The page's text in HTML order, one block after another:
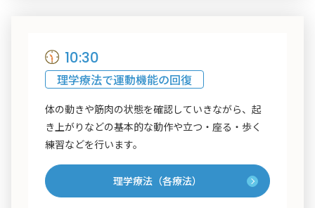
10:30
理学療法で運動機能の回復
体の動きや筋肉の状態を確認していきながら、起
き上がりなどの基本的な動作や立つ・座る・歩く
練習などを行います。
理学療法（各療法）